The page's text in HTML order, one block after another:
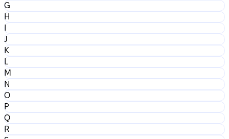
G
H
I
J
K
L
M
N
O
P
Q
R